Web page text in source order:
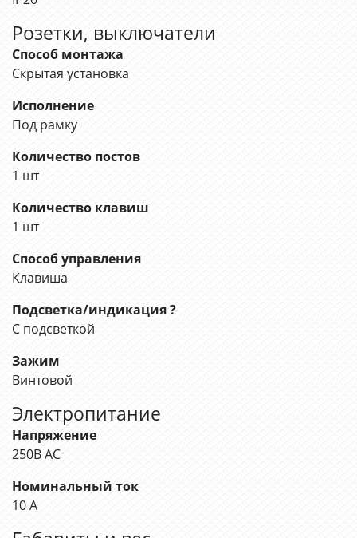
Розетки, выключатели
Способ монтажа
Скрытая установка
Исполнение
Под рамку
Количество постов
1 шт
Количество клавиш
1 шт
Способ управления
Клавиша
Подсветка/индикация?
С подсветкой
Зажим
Винтовой
Электропитание
Напряжение
250В АС
Номинальный ток
10 А